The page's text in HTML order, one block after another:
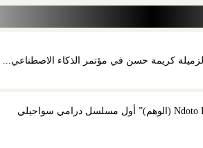
كريمة حسن في مؤتمر الذكاء الاصطناعي...
”Ndoto Bandia (الوهم)” أول مسلسل درامي سواحيلي